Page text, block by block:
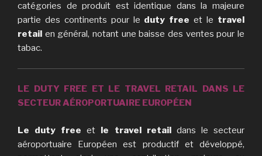
catégories de produit est identique dans la majeure
partie des continents pour le duty free et le travel
retail en général, notant une baisse des ventes pour le
tabac.
LE DUTY FREE ET LE TRAVEL RETAIL DANS LE
SECTEUR AÉROPORTUAIRE EUROPÉEN
Le duty free et le travel retaildans le secteur
aéroportuaire Européen est productif et développé,